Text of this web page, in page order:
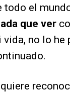
el
que ver
vida, no lo he